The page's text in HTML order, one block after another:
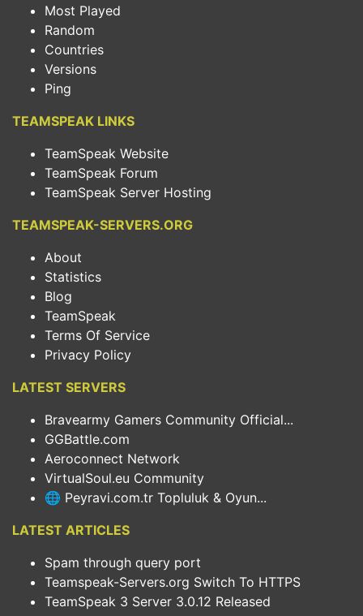
Most Played
Random
Countries
Versions
Ping
TEAMSPEAK LINKS
TeamSpeak Website
TeamSpeak Forum
TeamSpeak Server Hosting
TEAMSPEAK-SERVERS.ORG
About
Statistics
Blog
TeamSpeak
Terms Of Service
Privacy Policy
LATEST SERVERS
Bravearmy Gamers Community Official...
GGBattle.com
Aeroconnect Network
VirtualSoul.eu Community
🌐 Peyravi.com.tr Topluluk & Oyun...
LATEST ARTICLES
Spam through query port
Teamspeak-Servers.org Switch To HTTPS
TeamSpeak 3 Server 3.0.12 Released